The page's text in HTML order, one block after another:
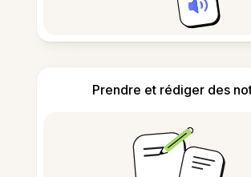
Prendre et rédiger des